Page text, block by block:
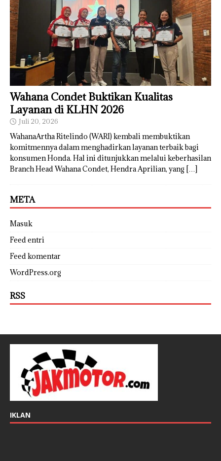
Wahana Condet Buktikan Kualitas
Layanan di KLHN 2026
Juli 20, 2026
WahanaArtha Ritelindo (WARI) kembali membuktikan
komitmennya dalam menghadirkan layanan terbaik bagi
konsumen Honda. Hal ini ditunjukkan melalui keberhasilan
Branch Head Wahana Condet, Hendra Aprilian, yang […]
META
Masuk
Feed entri
Feed komentar
WordPress.org
RSS
IKLAN